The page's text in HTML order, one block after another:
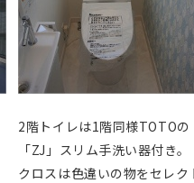
2階トイレは1階同様TOTOの
「ZJ」スリム手洗い器付き。
クロスは色違いの物をセレク